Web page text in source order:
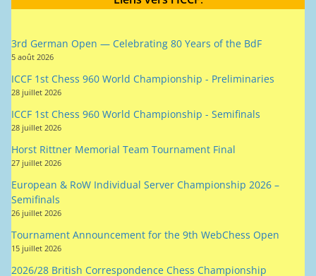
3rd German Open — Celebrating 80 Years of the BdF
ICCF 1st Chess 960 World Championship - Preliminaries
28 juillet 2026
ICCF 1st Chess 960 World Championship - Semifinals
28 juillet 2026
Horst Rittner Memorial Team Tournament Final
27 juillet 2026
European & RoW Individual Server Championship 2026 –
Semifinals
Tournament Announcement for the 9th WebChess Open
15 juillet 2026
2026/28 British Correspondence Chess Championship
12 juillet 2026
13th International Clergy Polish Correspondence Chess